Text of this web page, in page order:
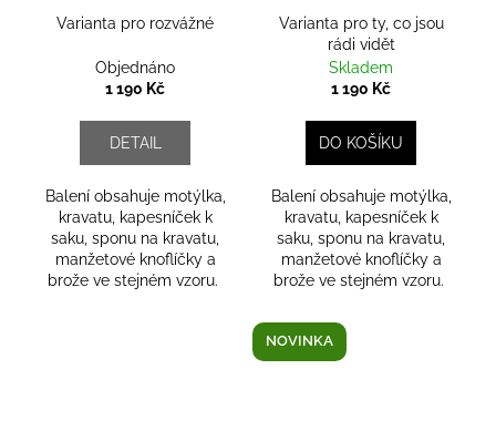
Varianta pro rozvážné
Objednáno
1 190 Kč
DETAIL
Balení obsahuje motýlka,
kravatu, kapesníček k
saku, sponu na kravatu,
manžetové knoflíčky a
brože ve stejném vzoru.
Varianta pro ty, co jsou
rádi vidět
Skladem
1 190 Kč
DO KOŠÍKU
Balení obsahuje motýlka,
kravatu, kapesníček k
saku, sponu na kravatu,
manžetové knoflíčky a
brože ve stejném vzoru.
NOVINKA